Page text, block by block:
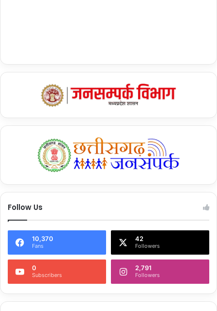
&nbsp;देवेंद्र फडणवीस
&nbsp;धनंजय मुंडे
&nbsp;महाराष्ट्र न्यूज
Devendra Fadnavis
Follow Us
10,370
Fans
42
Followers
0
Subscribers
2,791
Followers